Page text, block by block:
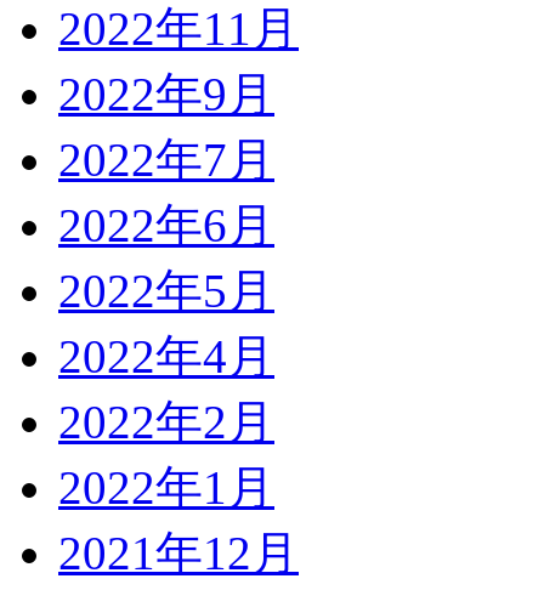
2022年11月
2022年9月
2022年7月
2022年6月
2022年5月
2022年4月
2022年2月
2022年1月
2021年12月